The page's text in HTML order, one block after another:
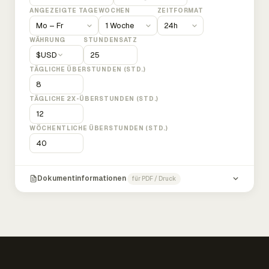
ANGEZEIGTE TAGEWOCHEN ZEITFORMAT
WÄHRUNG
$USD
STUNDENSATZ
TÄGLICHE ÜBERSTUNDEN (STD.)
TÄGLICHE 2X-ÜBERSTUNDEN (STD.)
WÖCHENTLICHE ÜBERSTUNDEN (STD.)
Dokumentinformationen für PDF / Druck